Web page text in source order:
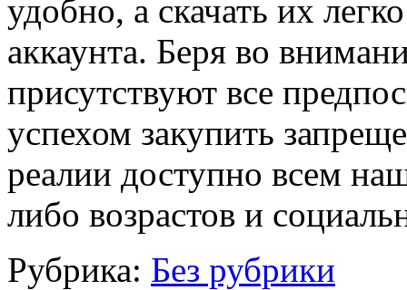
удобно, а скачать их
аккаунта. Беря во
присутствуют все
успехом закупить
реалии доступно всем
либо возрастов и
Рубрика: Без рубрики